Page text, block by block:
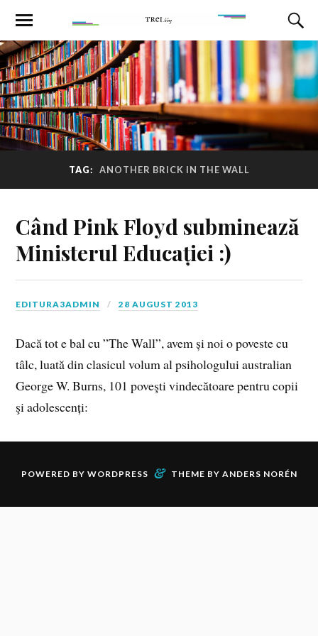
TAG: ANOTHER BRICK IN THE WALL
Când Pink Floyd subminează
Ministerul Educației :)
EDITURA3ADMIN 28 AUGUST 2013
Dacă tot e bal cu ”The Wall”, avem și noi o poveste cu
tâlc, luată din clasicul volum al psihologului australian
George W. Burns, 101 poveşti vindecătoare pentru copii
şi adolescenți:
POWERED BY WORDPRESS & THEME BY ANDERS NORÉN